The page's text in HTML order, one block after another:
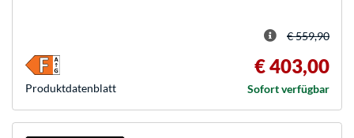
€ 559,90
€ 403,00
Sofort verfügbar
Produkt­datenblatt